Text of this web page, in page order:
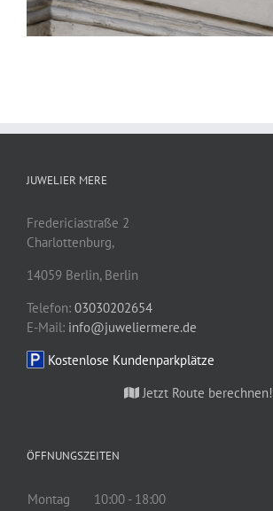
JUWELIER MERE
Fredericiastraße 2
Charlottenburg,
14059 Berlin, Berlin
Telefon: 03030202654
E-Mail: info@juweliermere.de
Kostenlose Kundenparkplätze
Jetzt Route berechnen!
ÖFFNUNGSZEITEN
Montag
10:00 - 18:00